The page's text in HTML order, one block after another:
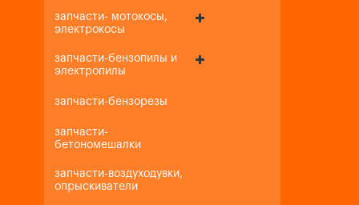
запчасти- мотокосы,
электрокосы
запчасти-бензопилы и
электропилы
запчасти-бензорезы
запчасти-
бетономешалки
запчасти-воздуходувки,
опрыскиватели